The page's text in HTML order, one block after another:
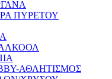
ΠΥΡΕΤΟΥ
ΑΘΛΗΤΙΣΜΟΣ